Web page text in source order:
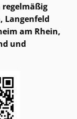
Langenfeld
am Rhein,
und